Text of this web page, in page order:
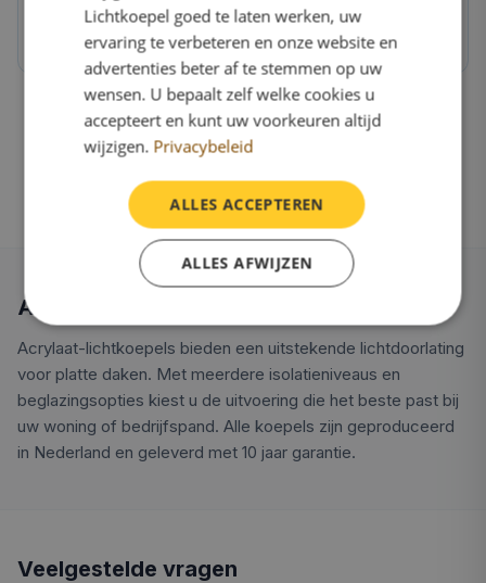
OnlineLichtkoepel.nl kwaliteit
Direct van de fabriek, 10 jaar garantie
Alles over acrylaat lichtkoepels
Acrylaat-lichtkoepels bieden een uitstekende lichtdoorlating
voor platte daken. Met meerdere isolatieniveaus en
beglazingsopties kiest u de uitvoering die het beste past bij
uw woning of bedrijfspand. Alle koepels zijn geproduceerd
in Nederland en geleverd met 10 jaar garantie.
Veelgestelde vragen
Lichtkoepel goed te laten werken, uw
ervaring te verbeteren en onze website en
advertenties beter af te stemmen op uw
wensen. U bepaalt zelf welke cookies u
accepteert en kunt uw voorkeuren altijd
wijzigen. Privacybeleid
ALLES ACCEPTEREN
ALLES AFWIJZEN